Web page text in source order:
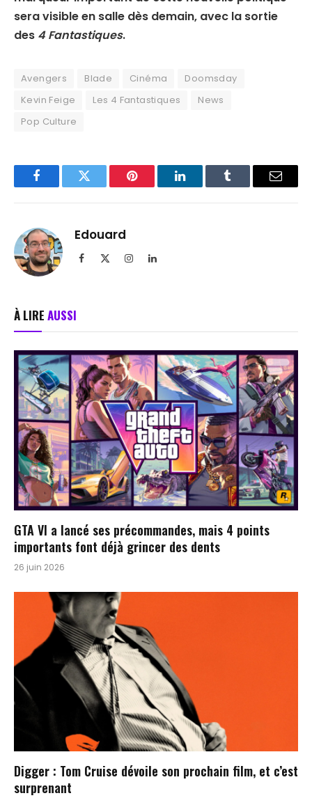
sera visible en salle dès demain, avec la sortie
des 4 Fantastiques.
Avengers Blade Cinéma
Doomsday
Kevin Feige
Les 4 Fantastiques
News
Pop Culture
FacebookTwitter Pinterest LinkedInTumblr Email
Edouard
Facebook InstagramLinkedIn
À LIRE AUSSI
GTA VI a lancé ses précommandes, mais 4 points
importants font déjà grincer des dents
26 juin 2026
Digger : Tom Cruise dévoile son prochain film, et c’est
surprenant